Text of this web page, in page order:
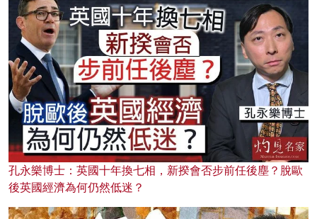
孔永樂博士：英國十年換七相，新揆會否步前任後塵？脫歐
後英國經濟為何仍然低迷？